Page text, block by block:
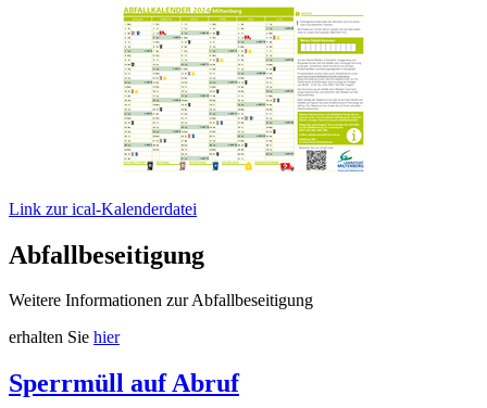
Link zur ical-Kalenderdatei
Abfallbeseitigung
Weitere Informationen zur Abfallbeseitigung
erhalten Sie hier
Sperrmüll auf Abruf